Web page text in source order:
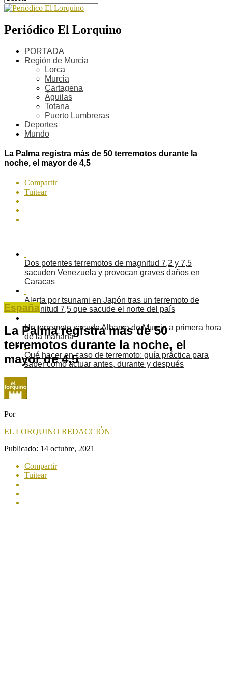
Periódico El Lorquino
PORTADA
Región de Murcia
Lorca
Murcia
Cartagena
Águilas
Totana
Puerto Lumbreras
Deportes
Mundo
La Palma registra más de 50 terremotos durante la
noche, el mayor de 4,5
Compartir
Tuitear
Dos potentes terremotos de magnitud 7,2 y 7,5
sacuden Venezuela y provocan graves daños en
Caracas
Alerta por tsunami en Japón tras un terremoto de
magnitud 7,5 que sacude el norte del país
Un terremoto sacude Alhama de Murcia a primera hora
de la mañana
Qué hacer en caso de terremoto: guía práctica para
saber cómo actuar antes, durante y después
España
La Palma registra más de 50
terremotos durante la noche, el
mayor de 4,5
Por
EL LORQUINO REDACCIÓN
Publicado: 14 octubre, 2021
Compartir
Tuitear